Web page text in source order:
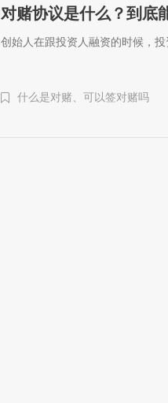
对赌协议是什么？到底
创始人在跟投资人融资的时候，
什么是对赌、 可以签对赌吗